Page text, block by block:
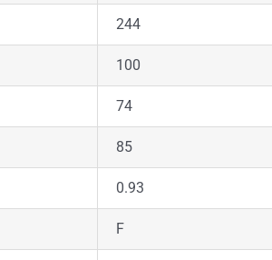
244
100
74
85
0.93
F